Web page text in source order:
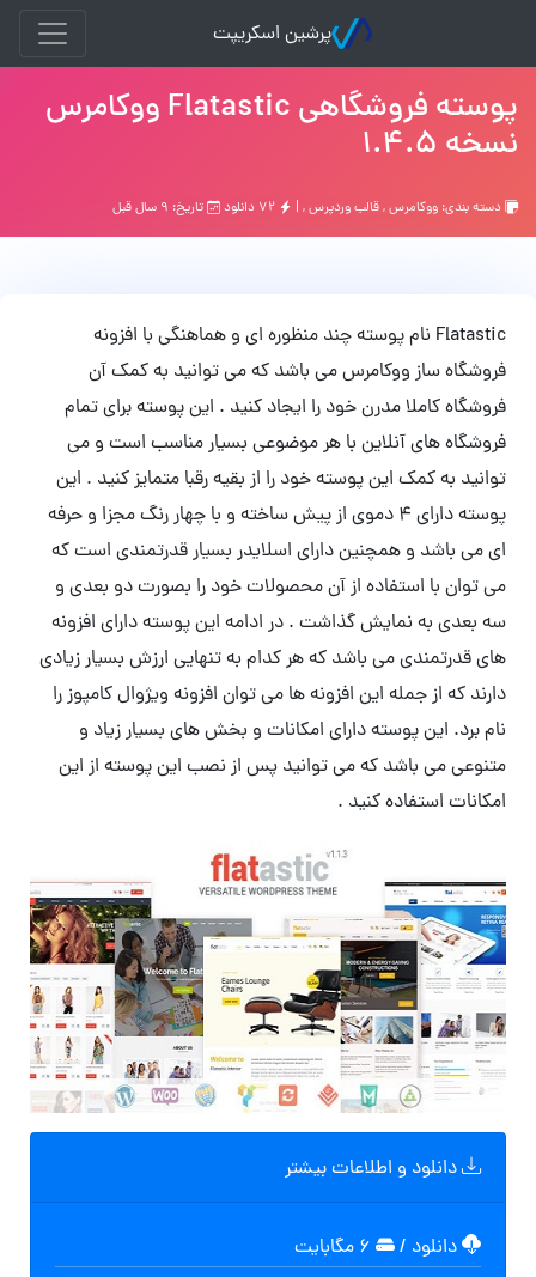
پرشین اسکریپت
پوسته فروشگاهی Flatastic ووکامرس
نسخه 1.4.5
دسته بندی: ووکامرس,قالب وردپرس, | تاریخ: ۹ سال قبل
Flatastic نام پوسته چند منظوره ای و هماهنگی با افزونه
فروشگاه ساز ووکامرس می باشد که می توانید به کمک آن
فروشگاه کاملا مدرن خود را ایجاد کنید . این پوسته برای تمام
فروشگاه های آنلاین با هر موضوعی بسیار مناسب است و می
توانید به کمک این پوسته خود را از بقیه رقبا متمایز کنید . این
پوسته دارای ۴ دموی از پیش ساخته و با چهار رنگ مجزا و حرفه
ای می باشد و همچنین دارای اسلایدر بسیار قدرتمندی است که
می توان با استفاده از آن محصولات خود را بصورت دو بعدی و
سه بعدی به نمایش گذاشت . در ادامه این پوسته دارای افزونه
های قدرتمندی می باشد که هر کدام به تنهایی ارزش بسیار زیادی
دارند که از جمله این افزونه ها می توان افزونه ویژوال کامپوز را
نام برد. این پوسته دارای امکانات و بخش های بسیار زیاد و
متنوعی می باشد که می توانید پس از نصب این پوسته از این
امکانات استفاده کنید .
دانلود و اطلاعات بیشتر
دانلود /